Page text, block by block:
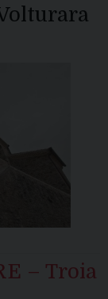
– Troia